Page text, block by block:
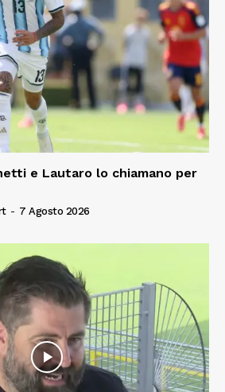
e Lautaro lo chiamano per
- 7 Agosto 2026